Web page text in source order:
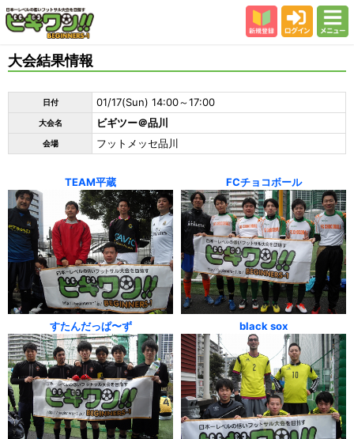
会場
大会結果
よくある質問
参加者の声
大会結果情報
日付 01/17(Sun) 14:00～17:00
大会名 ビギツー＠品川
会場 フットメッセ品川
TEAM平蔵 FCチョコボール
すたんだっぱ〜ず black sox